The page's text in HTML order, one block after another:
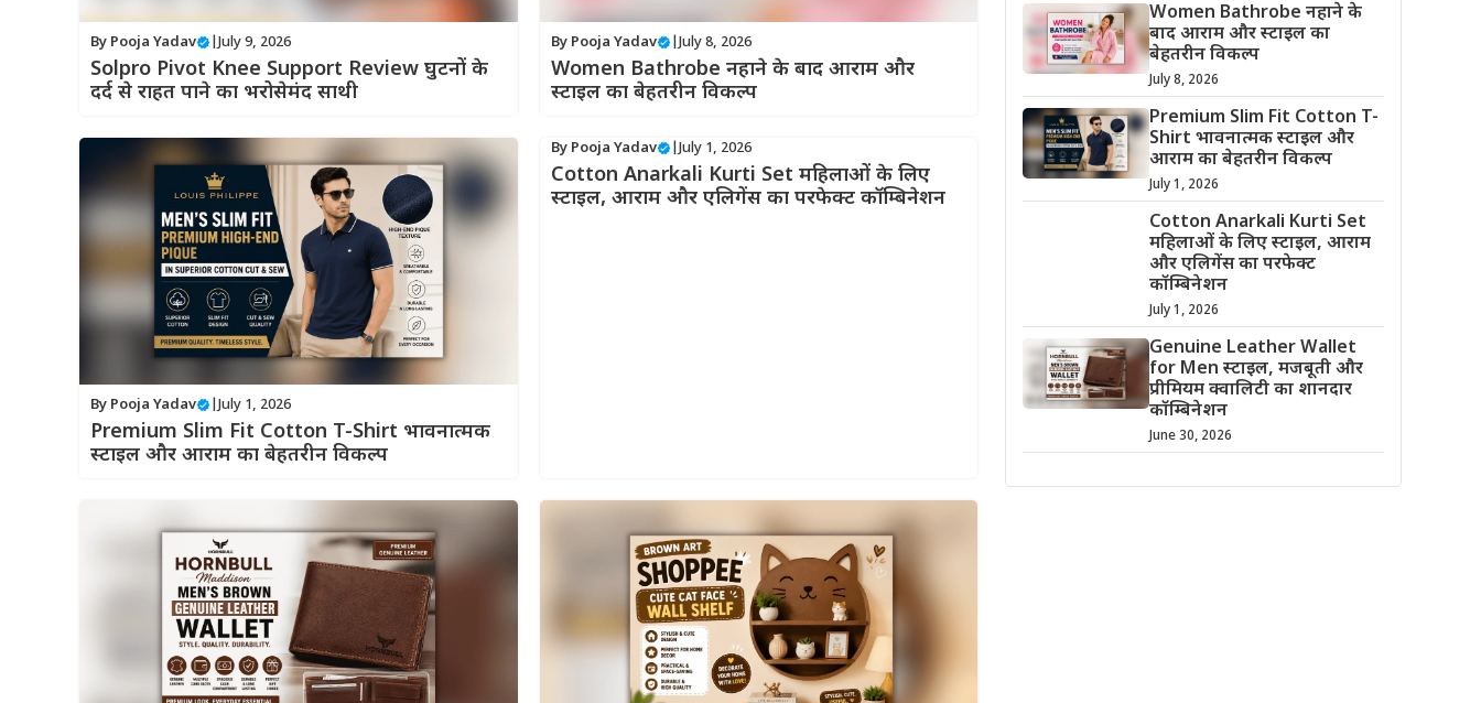
By Pooja Yadav July 9, 2026
Solpro Pivot Knee Support Review घुटनों के
दर्द से राहत पाने का भरोसेमंद साथी
By Pooja Yadav | July 8, 2026
Women Bathrobe नहाने के बाद आराम और
स्टाइल का बेहतरीन विकल्प
By Pooja Yadav July 1, 2026
Premium Slim Fit Cotton T-Shirt भावनात्मक
स्टाइल और आराम का बेहतरीन विकल्प
By Pooja Yadav | July 1, 2026
Cotton Anarkali Kurti Set महिलाओं के लिए
स्टाइल, आराम और एलिगेंस का परफेक्ट कॉम्बिनेशन
Women Bathrobe नहाने के
बाद आराम और स्टाइल का
बेहतरीन विकल्प
July 8, 2026
Premium Slim Fit Cotton T-
Shirt भावनात्मक स्टाइल और
आराम का बेहतरीन विकल्प
July 1, 2026
Cotton Anarkali Kurti Set
महिलाओं के लिए स्टाइल, आराम
और एलिगेंस का परफेक्ट
कॉम्बिनेशन
July 1, 2026
Genuine Leather Wallet
for Men स्टाइल, मजबूती और
प्रीमियम क्वालिटी का शानदार
कॉम्बिनेशन
June 30, 2026